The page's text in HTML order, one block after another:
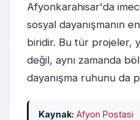
Afyonkarahisar'da
sosyal dayanışmanın
biridir. Bu tür projeler,
değil, aynı zamanda
dayanışma ruhunu da
Kaynak: Afyon Postasi